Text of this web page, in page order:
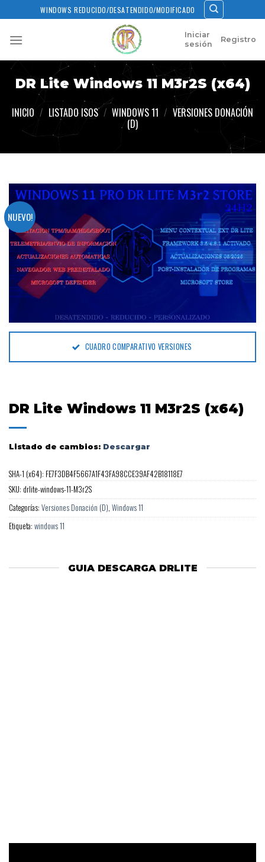
to
content
WINDOWS REDUCIDO/DESATENDIDO/MODIFICADO
Iniciar
sesión
Registro
DR Lite Windows 11 M3r2S (x64)
INICIO / LISTADO ISOS / WINDOWS 11 / VERSIONES DONACIÓN
(D)
NUEVO!
CUADRO COMPARATIVO VERSIONES
DR Lite Windows 11 M3r2S (x64)
Listado de cambios: Descargar
SHA-1 (x64): FE7F3DB4F5667A1F43FA98CCE39AF42B18118E7
SKU: drlite-windows-11-M3r2S
Categorías: Versiones Donación (D), Windows 11
Etiqueta: windows 11
GUIA DESCARGA DRLITE